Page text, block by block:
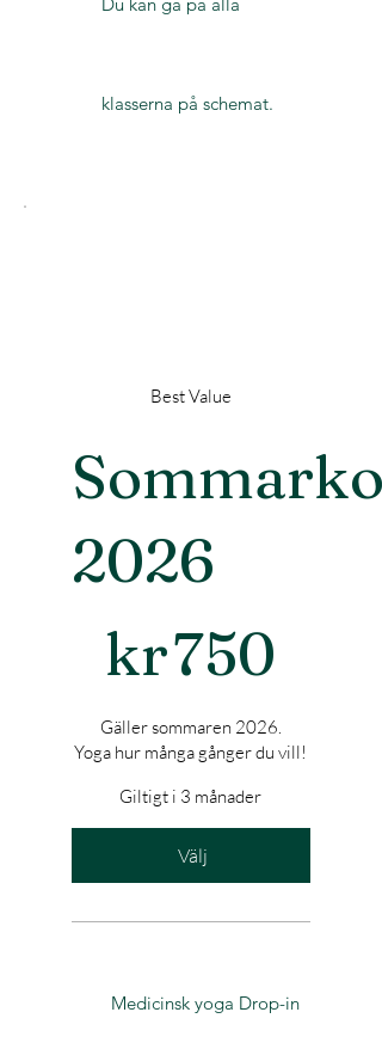
klasserna på schemat.
Best Value
2026
kr750
Gäller sommaren 2026.
Yoga hur många gånger du vill!
Giltigt i 3 månader
Välj
Medicinsk yoga Drop-in